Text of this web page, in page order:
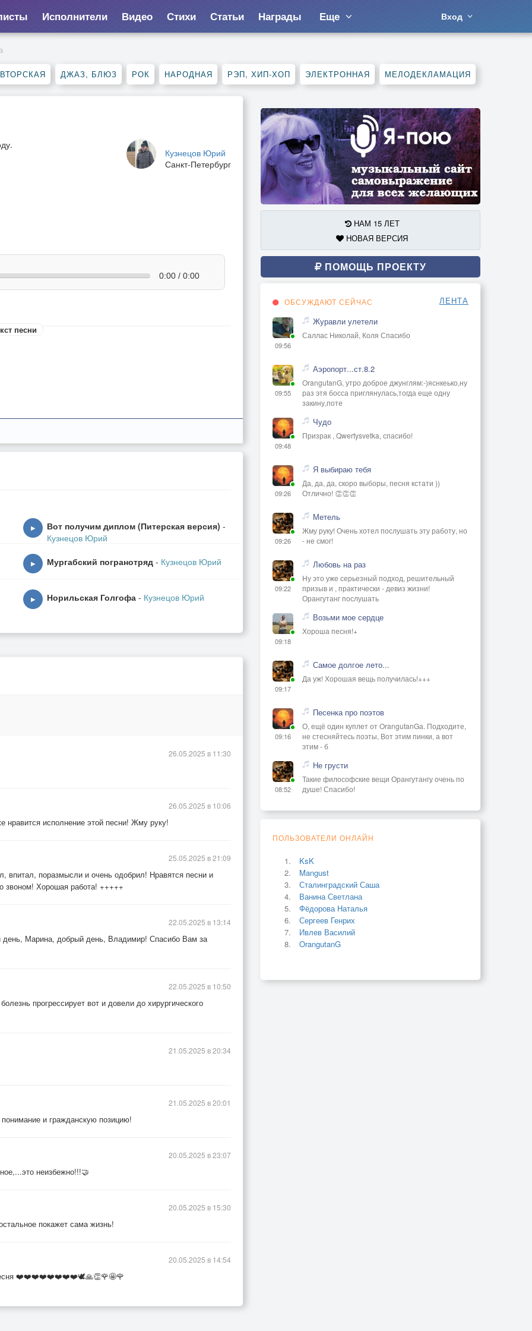
Исполнители Видео Стихи Статьи Награды Еще Вход
ДЖАЗ, БЛЮЗ РОК НАРОДНАЯ РЭП, ХИП-ХОП ЭЛЕКТРОННАЯ МЕЛОДЕКЛАМАЦИЯ
Кузнецов Юрий
Санкт-Петербург
0:00 / 0:00
песни
▶ Вот получим диплом (Питерская версия) -
Кузнецов Юрий
▶ Мургабский погранотряд - Кузнецов Юрий
▶ Норильская Голгофа - Кузнецов Юрий
26.05.2025 в 11:30
исполнение этой песни! Жму руку!
26.05.2025 в 10:06
впитал, поразмысли и очень одобрил! Нравятся песни и
звоном! Хорошая работа! +++++
25.05.2025 в 21:09
Марина, добрый день, Владимир! Спасибо Вам за
22.05.2025 в 13:14
прогрессирует вот и довели до хирургического
22.05.2025 в 10:50
21.05.2025 в 20:34
и гражданскую позицию!
21.05.2025 в 20:01
неизбежно!!!🤝
20.05.2025 в 23:07
покажет сама жизнь!
20.05.2025 в 15:30
песня ❤️❤️❤️❤️❤️❤️❤️❤️🕊️🙏👏🌹🤩🌹
20.05.2025 в 14:54
НАМ 15 ЛЕТ
НОВАЯ ВЕРСИЯ
ПОМОЩЬ ПРОЕКТУ
ОБСУЖДАЮТ СЕЙЧАС ЛЕНТА
09:56
Журавли улетели
Саллас Николай, Коля Спасибо
09:55
Аэропорт...ст.8.2
OrangutanG, утро доброе джунглям:-)яснкеько,ну
раз этя босса приглянулась,тогда еще одну
закину,поте
09:48
Чудо
Призрак , Qwertysvetka, спасибо!
09:26
Я выбираю тебя
Да, да, да, скоро выборы, песня кстати ))
Отлично! 👏👏👏
09:26
Метель
Жму руку! Очень хотел послушать эту работу, но
- не смог!
09:22
Любовь на раз
Ну это уже серьезный подход, решительный
призыв и , практически - девиз жизни!
Орангутанг послушать
09:18
Возьми мое сердце
Хороша песня!+
09:17
Самое долгое лето...
Да уж! Хорошая вещь получилась!+++
09:16
Песенка про поэтов
О, ещё один куплет от OrangutanGа. Подходите,
не стесняйтесь поэты, Вот этим пинки, а вот
этим - б
08:52
Не грусти
Такие философские вещи Орангутангу очень по
душе! Спасибо!
ПОЛЬЗОВАТЕЛИ ОНЛАЙН
KsK
Mangust
Сталинградский Саша
Ванина Светлана
Фёдорова Наталья
Сергеев Генрих
Ивлев Василий
OrangutanG